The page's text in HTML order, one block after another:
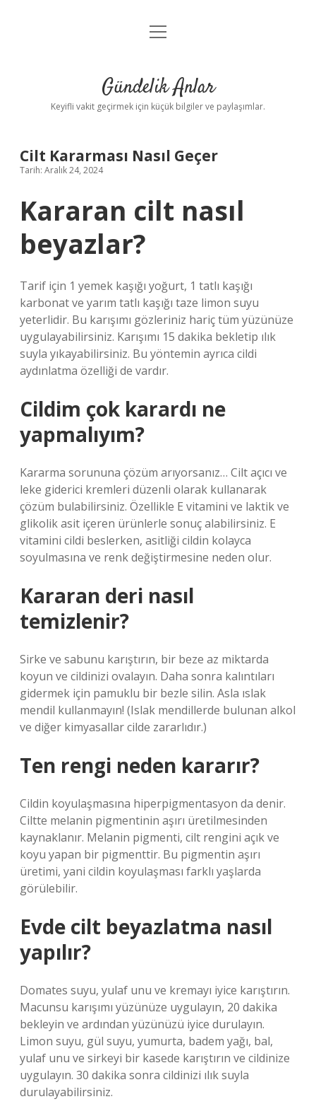
Anasayfa
Yasal Uyarı
menüyü
Gündelik Anlar
Keyifli vakit geçirmek için küçük bilgiler ve paylaşımlar.
Cilt Kararması Nasıl Geçer
Tarih: Aralık 24, 2024
Kararan cilt nasıl
beyazlar?
Tarif için 1 yemek kaşığı yoğurt, 1 tatlı kaşığı
karbonat ve yarım tatlı kaşığı taze limon suyu
yeterlidir. Bu karışımı gözleriniz hariç tüm yüzünüze
uygulayabilirsiniz. Karışımı 15 dakika bekletip ılık
suyla yıkayabilirsiniz. Bu yöntemin ayrıca cildi
aydınlatma özelliği de vardır.
Cildim çok karardı ne
yapmalıyım?
Kararma sorununa çözüm arıyorsanız… Cilt açıcı ve
leke giderici kremleri düzenli olarak kullanarak
çözüm bulabilirsiniz. Özellikle E vitamini ve laktik ve
glikolik asit içeren ürünlerle sonuç alabilirsiniz. E
vitamini cildi beslerken, asitliği cildin kolayca
soyulmasına ve renk değiştirmesine neden olur.
Kararan deri nasıl
temizlenir?
Sirke ve sabunu karıştırın, bir beze az miktarda
koyun ve cildinizi ovalayın. Daha sonra kalıntıları
gidermek için pamuklu bir bezle silin. Asla ıslak
mendil kullanmayın! (Islak mendillerde bulunan alkol
ve diğer kimyasallar cilde zararlıdır.)
Ten rengi neden kararır?
Cildin koyulaşmasına hiperpigmentasyon da denir.
Ciltte melanin pigmentinin aşırı üretilmesinden
kaynaklanır. Melanin pigmenti, cilt rengini açık ve
koyu yapan bir pigmenttir. Bu pigmentin aşırı
üretimi, yani cildin koyulaşması farklı yaşlarda
görülebilir.
Evde cilt beyazlatma nasıl
yapılır?
Domates suyu, yulaf unu ve kremayı iyice karıştırın.
Macunsu karışımı yüzünüze uygulayın, 20 dakika
bekleyin ve ardından yüzünüzü iyice durulayın.
Limon suyu, gül suyu, yumurta, badem yağı, bal,
yulaf unu ve sirkeyi bir kasede karıştırın ve cildinize
uygulayın. 30 dakika sonra cildinizi ılık suyla
durulayabilirsiniz.